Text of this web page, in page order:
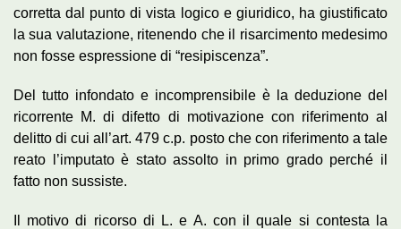
corretta dal punto di vista logico e giuridico, ha giustificato
la sua valutazione, ritenendo che il risarcimento medesimo
non fosse espressione di “resipiscenza”.
Del tutto infondato e incomprensibile è la deduzione del
ricorrente M. di difetto di motivazione con riferimento al
delitto di cui all’art. 479 c.p. posto che con riferimento a tale
reato l’imputato è stato assolto in primo grado perché il
fatto non sussiste.
Il motivo di ricorso di L. e A. con il quale si contesta la